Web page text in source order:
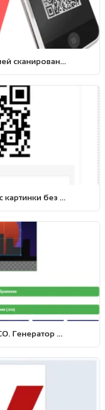
сканирован...
картинки без ...
Генератор ...